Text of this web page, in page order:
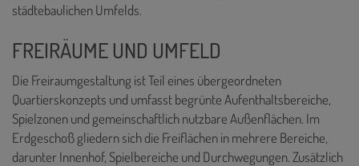
städtebaulichen Umfelds.
FREIRÄUME UND UMFELD
Die Freiraumgestaltung ist Teil eines übergeordneten
Quartierskonzepts und umfasst begrünte Aufenthaltsbereiche,
Spielzonen und gemeinschaftlich nutzbare Außenflächen. Im
Erdgeschoß gliedern sich die Freiflächen in mehrere Bereiche,
darunter Innenhof, Spielbereiche und Durchwegungen. Zusätzlich